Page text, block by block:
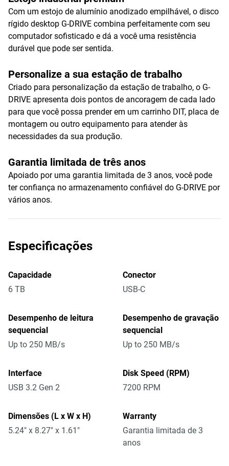
Com um estojo de alumínio anodizado empilhável, o disco
rígido desktop G-DRIVE combina perfeitamente com seu
computador sofisticado e dá a você uma resistência
durável que pode ser sentida.
Personalize a sua estação de trabalho
Criado para personalização da estação de trabalho, o G-
DRIVE apresenta dois pontos de ancoragem de cada lado
para que você possa prender em um carrinho DIT, placa de
montagem ou outro equipamento para atender às
necessidades da sua produção.
Garantia limitada de três anos
Apoiado por uma garantia limitada de 3 anos, você pode
ter confiança no armazenamento confiável do G-DRIVE por
vários anos.
Especificações
Capacidade
6 TB
Conector
USB-C
Desempenho de leitura
sequencial
Up to 250 MB/s
Desempenho de gravação
sequencial
Up to 250 MB/s
Interface
USB 3.2 Gen 2
Disk Speed (RPM)
7200 RPM
Dimensões (L x W x H)
5.24" x 8.27" x 1.61"
Warranty
Garantia limitada de 3
anos